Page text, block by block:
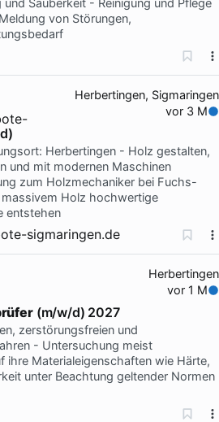
Sauberkeit - Reinigung und Pflege
von Störungen,
Herbertingen, Sigmaringen
vor 3 M
Herbertingen - Holz gestalten,
und mit modernen Maschinen
zum Holzmechaniker bei Fuchs-
Holz hochwertige
entstehen
sigmaringen.de
Herbertingen
vor 1 M
(m/w/d) 2027
zerstörungsfreien und
- Untersuchung meist
ihre Materialeigenschaften wie Härte,
unter Beachtung geltender Normen